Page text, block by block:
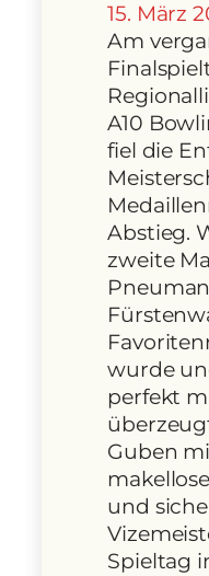
15. März
Am
A10
fiel die
Abstieg.
zweite
wurde
perfekt
Guben
und
Spieltag